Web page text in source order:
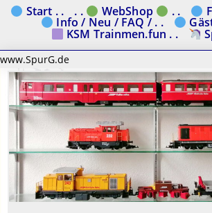
Zum Start . . . . WebShop . .
Info / Neu / FAQ / . .
KSM Trainmen.fun . .
www.SpurG.de